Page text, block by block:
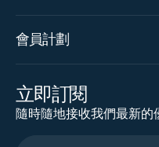
會員計劃
立即訂閱
隨時隨地接收我們最新的